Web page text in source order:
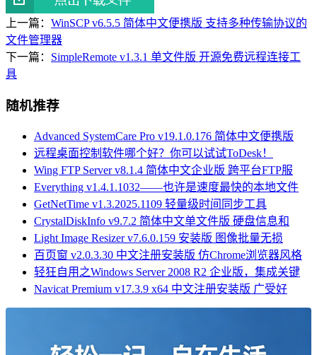
上一篇： WinSCP v6.5.5 简体中文便携版 支持多种传输协议的
文件管理器
下一篇： SimpleRemote v1.3.1 单文件版 开源免费远程连接工
具
随机推荐
Advanced SystemCare Pro v19.1.0.176 简体中文便携版
远程桌面控制软件哪个好？你可以试试ToDesk！
Wing FTP Server v8.1.4 简体中文企业版 跨平台FTP服
Everything v1.4.1.1032——也许是速度最快的本地文件
GetNetTime v1.3.2025.1109 轻量级时间同步工具
CrystalDiskInfo v9.7.2 简体中文单文件版 硬盘信息和
Light Image Resizer v7.6.0.159 安装版 图像批量无损
百页窗 v2.0.3.30 中文注册安装版 仿Chrome浏览器风格
轻狂自用之Windows Server 2008 R2 企业版，集成关键
Navicat Premium v17.3.9 x64 中文注册安装版 广受好